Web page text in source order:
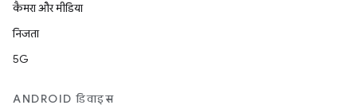
कैमरा और मीडिया
निजता
5G
ANDROID डिवाइस